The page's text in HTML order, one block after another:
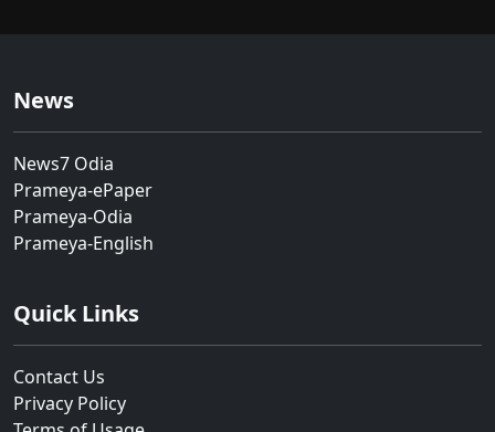
News
News7 Odia
Prameya-ePaper
Prameya-Odia
Prameya-English
Quick Links
Contact Us
Privacy Policy